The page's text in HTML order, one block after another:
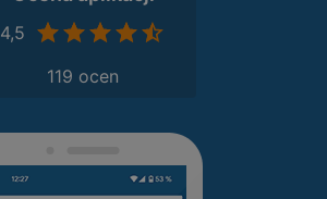
4,5
119 ocen